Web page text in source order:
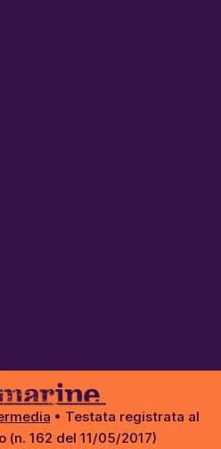
• Testata registrata al
(n. 162 del 11/05/2017)